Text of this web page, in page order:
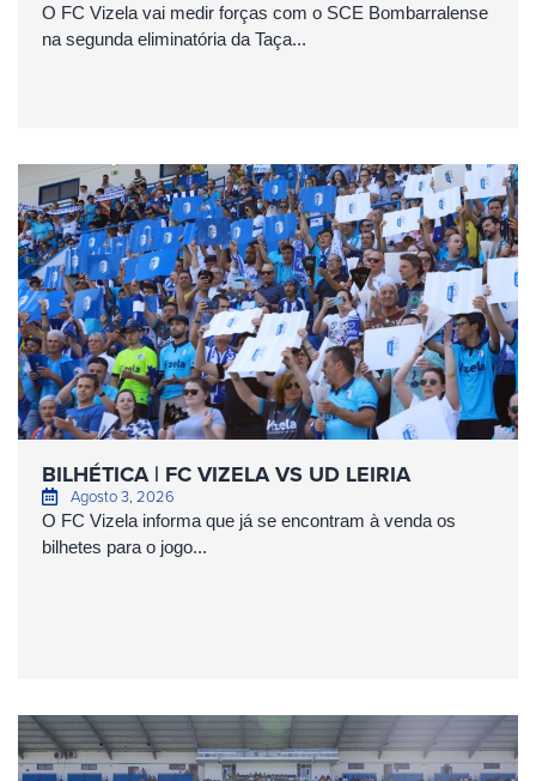
O FC Vizela vai medir forças com o SCE Bombarralense
na segunda eliminatória da Taça...
BILHÉTICA | FC VIZELA VS UD LEIRIA
Agosto 3, 2026
O FC Vizela informa que já se encontram à venda os
bilhetes para o jogo...